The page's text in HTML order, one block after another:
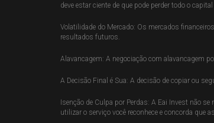
deve estar ciente de que pode perder todo o
Volatilidade do Mercado: Os mercados
resultados futuros.
Alavancagem: A negociação com alavancagem
A Decisão Final é Sua: A decisão de copiar ou
Isenção de Culpa por Perdas: A Eai Invest não
utilizar o serviço você reconhece e concorda que